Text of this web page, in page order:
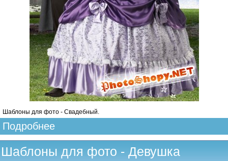
Шаблоны для фото - Свадебный.
Подробнее
Шаблоны для фото - Девушка